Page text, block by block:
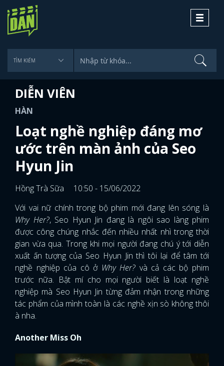
Toggle
DIỄN VIÊN
HÀN
Loạt nghề nghiệp đáng mơ
ước trên màn ảnh của Seo
Hyun Jin
Hồng Trà Sữa
10:50 - 15/06/2022
Với vai nữ chính trong bộ phim mới đang lên sóng là
Why Her?, Seo Hyun Jin đang là ngôi sao làng phim
được công chúng nhắc đến nhiều nhất nhì trong thời
gian vừa qua. Trong khi mọi người đang chú ý tới diễn
xuất ấn tượng của Seo Hyun Jin thì tôi lại để tâm tới
nghề nghiệp của cô ở Why Her? và cả các bộ phim
trước nữa. Bật mí cho mọi người biết là loạt nghề
nghiệp mà Seo Hyun Jin từng đảm nhận trong những
tác phẩm của mình toàn là các nghề xịn sò không thôi
à nha.
Another Miss Oh